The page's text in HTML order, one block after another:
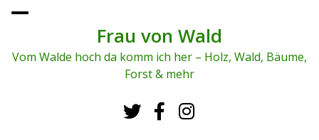
To
me
Frau von Wald
Vom Walde hoch da komm ich her – Holz, Wald, Bäume,
Forst & mehr